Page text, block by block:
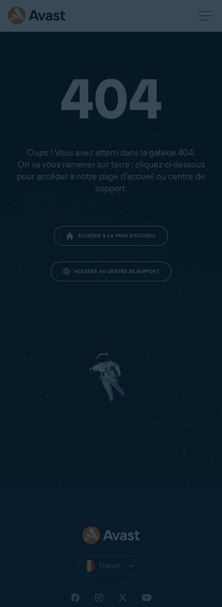
404
Oups ! Vous avez atterri dans la galaxie 404.
On va vous ramener sur terre : cliquez ci-dessous
pour accéder à notre page d’accueil ou centre de
support.
ACCÉDER À LA PAGE D’ACCUEIL
ACCÉDER AU CENTRE DE SUPPORT
France